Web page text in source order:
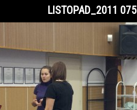
LISTOPAD_2011 075